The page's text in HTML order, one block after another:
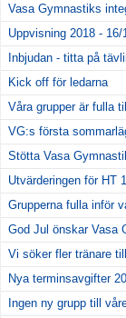
Vasa Gymnastiks
Uppvisning 2018 - 16/
Inbjudan - titta på
Kick off för ledarna
Våra grupper är fulla
VG:s första
Stötta Vasa
Utvärderingen för HT
Grupperna fulla inför
God Jul önskar Vasa
Vi söker fler tränare
Nya terminsavgifter
Ingen ny grupp till